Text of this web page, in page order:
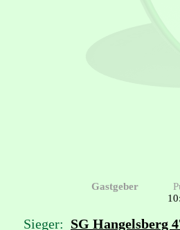
Gastgeber
Sieger: SG Hangelsberg